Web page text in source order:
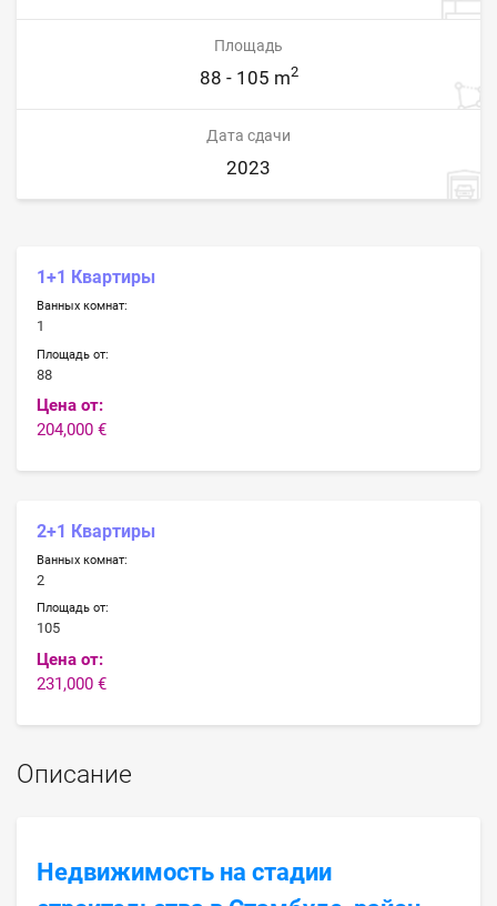
Площадь
88 - 105 m2
Дата сдачи
2023
1+1 Квартиры
Ванных комнат:
1
Площадь от:
88
Цена от:
204,000 €
2+1 Квартиры
Ванных комнат:
2
Площадь от:
105
Цена от:
231,000 €
Описание
Недвижимость на стадии